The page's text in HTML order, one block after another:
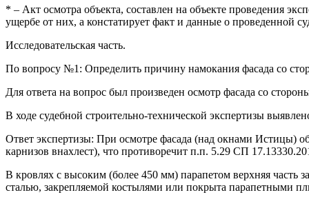
* – Акт осмотра объекта, составлен на объекте проведения
ущербе от них, а констатирует факт и данные о проведенной
Исследовательская часть.
По вопросу №1: Определить причину намокания фасада со
Для ответа на вопрос был произведен осмотр фасада со
В ходе судебной строительно-технической экспертизы
Ответ экспертизы: При осмотре фасада (над окнами Истицы)
карнизов внахлест), что противоречит п.п. 5.29 СП
В кровлях с высоким (более 450 мм) парапетом верхняя часть
сталью, закрепляемой костылями или покрыта парапетными